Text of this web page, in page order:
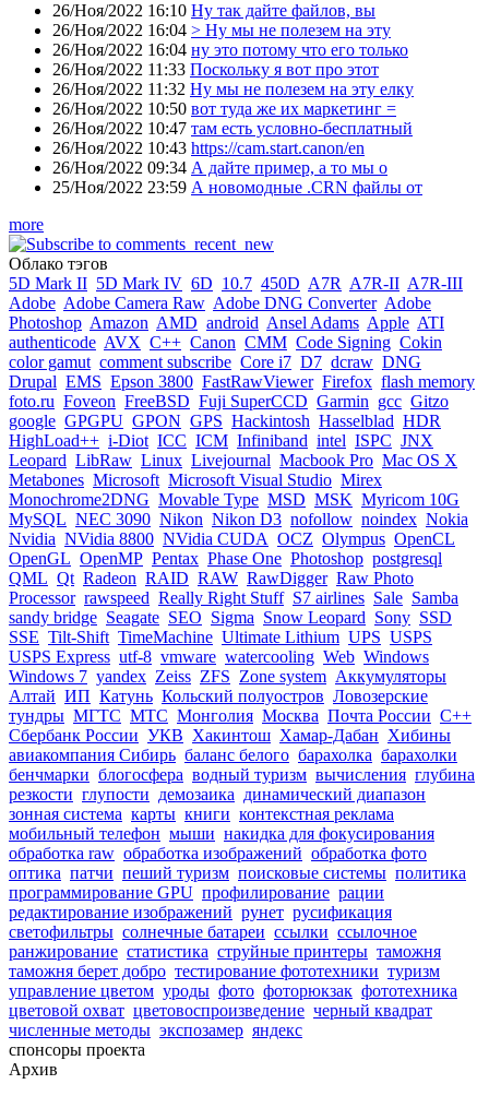
26/Ноя/2022 16:10 Ну так дайте файлов, вы
26/Ноя/2022 16:04 > Ну мы не полезем на эту
26/Ноя/2022 16:04 ну это потому что его только
26/Ноя/2022 11:33 Поскольку я вот про этот
26/Ноя/2022 11:32 Ну мы не полезем на эту елку
26/Ноя/2022 10:50 вот туда же их маркетинг =
26/Ноя/2022 10:47 там есть условно-бесплатный
26/Ноя/2022 10:43 https://cam.start.canon/en
26/Ноя/2022 09:34 А дайте пример, а то мы о
25/Ноя/2022 23:59 А новомодные .CRN файлы от
more
Облако тэгов
5D Mark II 5D Mark IV 6D 10.7 450D A7R A7R-II A7R-III
Adobe Adobe Camera Raw Adobe DNG Converter Adobe
Photoshop Amazon AMD android Ansel Adams Apple ATI
authenticode AVX C++ Canon CMM Code Signing Cokin
color gamut comment subscribe Core i7 D7 dcraw DNG
Drupal EMS Epson 3800 FastRawViewer Firefox flash memory
foto.ru Foveon FreeBSD Fuji SuperCCD Garmin gcc Gitzo
google GPGPU GPON GPS Hackintosh Hasselblad HDR
HighLoad++ i-Diot ICC ICM Infiniband intel ISPC JNX
Leopard LibRaw Linux Livejournal Macbook Pro Mac OS X
Metabones Microsoft Microsoft Visual Studio Mirex
Monochrome2DNG Movable Type MSD MSK Myricom 10G
MySQL NEC 3090 Nikon Nikon D3 nofollow noindex Nokia
Nvidia NVidia 8800 NVidia CUDA OCZ Olympus OpenCL
OpenGL OpenMP Pentax Phase One Photoshop postgresql
QML Qt Radeon RAID RAW RawDigger Raw Photo
Processor rawspeed Really Right Stuff S7 airlines Sale Samba
sandy bridge Seagate SEO Sigma Snow Leopard Sony SSD
SSE Tilt-Shift TimeMachine Ultimate Lithium UPS USPS
USPS Express utf-8 vmware watercooling Web Windows
Windows 7 yandex Zeiss ZFS Zone system Аккумуляторы
Алтай ИП Катунь Кольский полуостров Ловозерские
тундры МГТС МТС Монголия Москва Почта России С++
Сбербанк России УКВ Хакинтош Хамар-Дабан Хибины
авиакомпания Сибирь баланс белого барахолка барахолки
бенчмарки блогосфера водный туризм вычисления глубина
резкости глупости демозаика динамический диапазон
зонная система карты книги контекстная реклама
мобильный телефон мыши накидка для фокусирования
обработка raw обработка изображений обработка фото
оптика патчи пеший туризм поисковые системы политика
программирование GPU профилирование рации
редактирование изображений рунет русификация
светофильтры солнечные батареи ссылки ссылочное
ранжирование статистика струйные принтеры таможня
таможня берет добро тестирование фототехники туризм
управление цветом уроды фото фоторюкзак фототехника
цветовой охват цветовоспроизведение черный квадрат
численные методы экспозамер яндекс
спонсоры проекта
Архив